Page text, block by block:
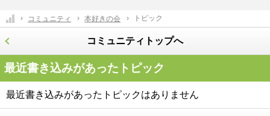
コミュニティ 本好きの会 トピック
コミュニティトップへ
最近書き込みがあったトピック
最近書き込みがあったトピックはありません